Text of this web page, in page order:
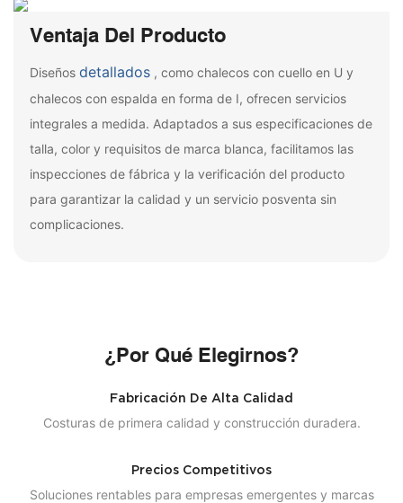
Ventaja Del Producto
Diseños detallados, como chalecos con cuello en U y
chalecos con espalda en forma de I, ofrecen servicios
integrales a medida. Adaptados a sus especificaciones de
talla, color y requisitos de marca blanca, facilitamos las
inspecciones de fábrica y la verificación del producto
para garantizar la calidad y un servicio posventa sin
complicaciones.
¿Por Qué Elegirnos?
Fabricación De Alta Calidad
Costuras de primera calidad y construcción duradera.
Precios Competitivos
Soluciones rentables para empresas emergentes y marcas